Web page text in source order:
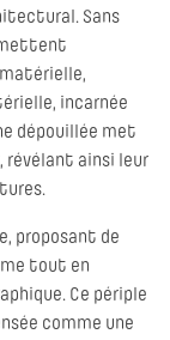
Sans
incarnée
dépouillée met
révélant ainsi leur
proposant de
tout en
Ce périple
comme une